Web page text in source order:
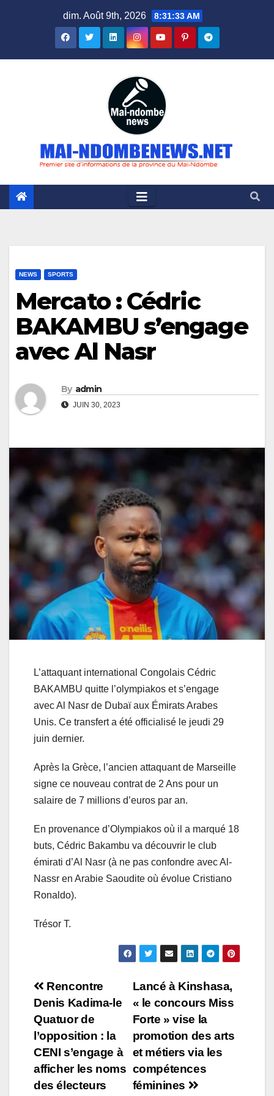
dim. Août 9th, 2026 8:31:34 AM
NEWS SPORTS
Mercato : Cédric
BAKAMBU s’engage
avec Al Nasr
By admin
JUIN 30, 2023
L’attaquant international Congolais Cédric
BAKAMBU quitte l’olympiakos et s’engage
avec Al Nasr de Dubaï aux Émirats Arabes
Unis. Ce transfert a été officialisé le jeudi 29
juin dernier.
Après la Grèce, l’ancien attaquant de Marseille
signe ce nouveau contrat de 2 Ans pour un
salaire de 7 millions d’euros par an.
En provenance d’Olympiakos où il a marqué 18
buts, Cédric Bakambu va découvrir le club
émirati d’Al Nasr (à ne pas confondre avec Al-
Nassr en Arabie Saoudite où évolue Cristiano
Ronaldo).
Trésor T.
Navigation
de
l’article
Lancé à Kinshasa,
« le concours Miss
Forte » vise la
promotion des arts
et métiers via les
compétences
féminines
Rencontre
Denis Kadima-le
Quatuor de
l’opposition : la
CENI s’engage à
afficher les noms
des électeurs